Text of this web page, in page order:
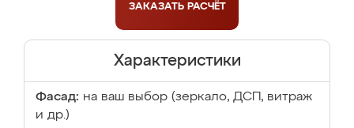
ЗАКАЗАТЬ РАСЧЁТ
Характеристики
Фасад: на ваш выбор (зеркало, ДСП, витраж
и др.)